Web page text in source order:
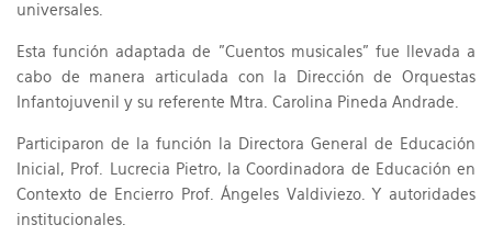
universales.
Esta función adaptada de "Cuentos musicales" fue llevada a
cabo de manera articulada con la Dirección de Orquestas
Infantojuvenil y su referente Mtra. Carolina Pineda Andrade.
Participaron de la función la Directora General de Educación
Inicial, Prof. Lucrecia Pietro, la Coordinadora de Educación en
Contexto de Encierro Prof. Ángeles Valdiviezo. Y autoridades
institucionales.